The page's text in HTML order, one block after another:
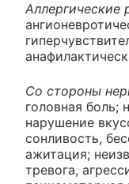
Аллергические
Со стороны
головная боль;
нарушение
сонливость,
ажитация;
тревога,